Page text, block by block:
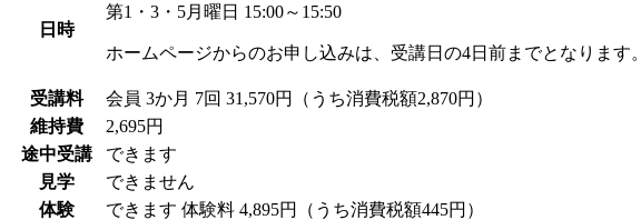
日時
第1・3・5月曜日 15:00～15:50
ホームページからのお申し込みは、受講日の4日前までとなります。
受講料 会員 3か月 7回 31,570円（うち消費税額2,870円）
維持費
2,695円
途中受講
できます
見学
できません
体験
できます 体験料 4,895円（うち消費税額445円）